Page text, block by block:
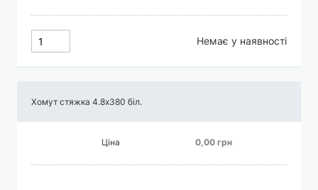
Немає у наявності
Хомут стяжка 4.8х380 біл.
Ціна 0,00 грн